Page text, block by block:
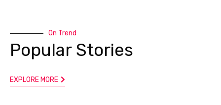
On Trend
Popular Stories
EXPLORE MORE